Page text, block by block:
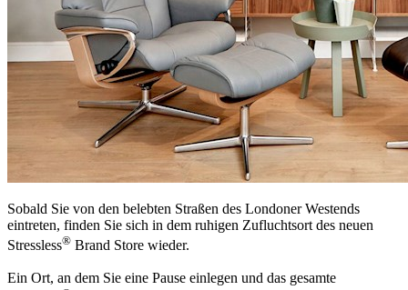
Sobald Sie von den belebten Straßen des Londoner Westends
eintreten, finden Sie sich in dem ruhigen Zufluchtsort des neuen
Stressless® Brand Store wieder.
Ein Ort, an dem Sie eine Pause einlegen und das gesamte